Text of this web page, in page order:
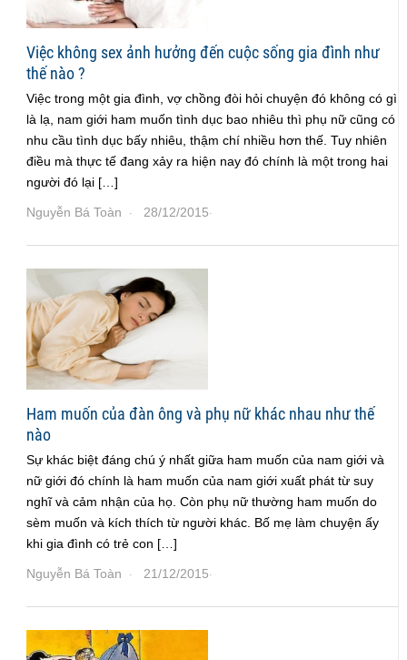
Việc không sex ảnh hưởng đến cuộc sống gia đình như
thế nào ?
Việc trong một gia đình, vợ chồng đòi hỏi chuyện đó không có gì
là lạ, nam giới ham muốn tình dục bao nhiêu thì phụ nữ cũng có
nhu cầu tình dục bấy nhiêu, thậm chí nhiều hơn thế. Tuy nhiên
điều mà thực tế đang xảy ra hiện nay đó chính là một trong hai
người đó lại […]
Nguyễn Bá Toàn · 28/12/2015·
Ham muốn của đàn ông và phụ nữ khác nhau như thế
nào
Sự khác biệt đáng chú ý nhất giữa ham muốn của nam giới và
nữ giới đó chính là ham muốn của nam giới xuất phát từ suy
nghĩ và cảm nhận của họ. Còn phụ nữ thường ham muốn do
sèm muốn và kích thích từ người khác. Bố mẹ làm chuyện ấy
khi gia đình có trẻ con […]
Nguyễn Bá Toàn · 21/12/2015·